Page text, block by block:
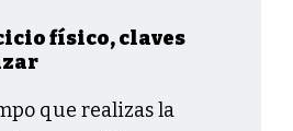
físico, claves
que realizas la